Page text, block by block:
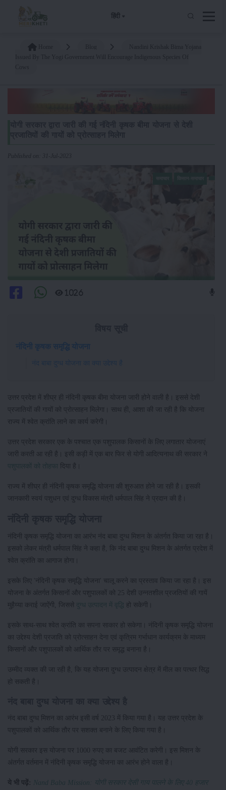
हिंदी
Published on: 31-Jul-2023
1026
नंदिनी कृषक समृद्धि योजना
नंद बाबा दुग्ध योजना का क्या उद्देश्य है
उत्तर प्रदेश में शीघ्र ही नंदिनी कृषक बीमा योजना जारी होने वाली है। इससे देशी
प्रजातियों की गायों को प्रोत्साहन मिलेगा। साथ ही, आशा की जा रही है कि योजना
राज्य में श्वेत क्रांति लाने का कार्य करेगी।
उत्तर प्रदेश सरकार एक के पश्चात एक पशुपालक किसानों के लिए लगातार योजनाएं
जारी करती आ रही है। इसी कड़ी में एक बार फिर से योगी आदित्यनाथ की सरकार ने
पशुपालकों को तोहफा
दिया है।
राज्य में शीघ्र ही नंदिनी कृषक समृद्धि योजना की शुरुआत होने जा रही है। इसकी
जानकारी स्वयं पशुधन एवं दुग्ध विकास मंत्री धर्मपाल सिंह ने प्रदान की है।
नंदिनी कृषक समृद्धि योजना का आरंभ नंद बाबा दुग्ध मिशन के अंतर्गत किया जा रहा है।
इसको लेकर मंत्री धर्मपाल सिंह ने कहा है, कि नंद बाबा दुग्ध मिशन के अंतर्गत प्रदेश में
श्वेत क्रांति का आगाज होगा।
इसके लिए 'नंदिनी कृषक समृद्धि योजना' चालू करने का प्रस्ताव किया जा रहा है। इस
योजना के अंतर्गत किसानों और पशुपालकों को 25 देशी उन्नतशील प्रजतियों की गायें
मुहैय्या कराई जाऐंगी, जिससे
दुग्ध उत्पादन में वृद्धि हो सकेगी।
इसके साथ-साथ श्वेत क्रांति का सपना साकार हो सकेगा। नंदिनी कृषक समृद्धि योजना
का उद्देश्य देशी प्रजाति को प्रोत्साहन देना एवं कृत्रिम गर्भाधान कार्यक्रम के माध्यम
किसानों और पशुपालकों को आर्थिक तौर पर समृद्ध बनाना है।
उम्मीद व्यक्त की जा रही है, कि यह योजना दुग्ध उत्पादन क्षेत्र में मील का पत्थर सिद्ध
हो सकती है।
नंद बाबा दुग्ध मिशन का आरंभ इसी वर्ष 2023 में किया गया है। यह उत्तर प्रदेश के
पशुपालकों को आर्थिक तौर पर सशक्त बनाने के लिए किया गया है।
योगी सरकार इस योजना पर 1000 रुपए का बजट आवंटित करेगी। इस मिशन के
अंतर्गत वर्तमान में नंदिनी कृषक समृद्धि योजना का आरंभ होने वाला है।
ये भी पढ़ें:
Nand Baba Mission: योगी सरकार देसी गाय पालने के लिए 40 हजार